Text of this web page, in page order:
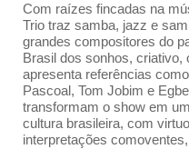
Com raízes fincadas na
Trio traz samba, jazz e
grandes compositores do
Brasil dos sonhos, criativo,
apresenta referências
Pascoal, Tom Jobim e
transformam o show em
cultura brasileira, com
interpretações